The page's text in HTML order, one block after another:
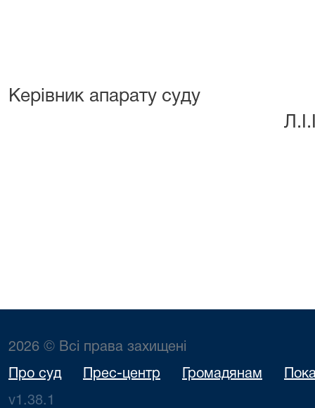
Керівник
2026 © Всі права захищені
Про суд Прес-центр Громадянам
v1.38.1